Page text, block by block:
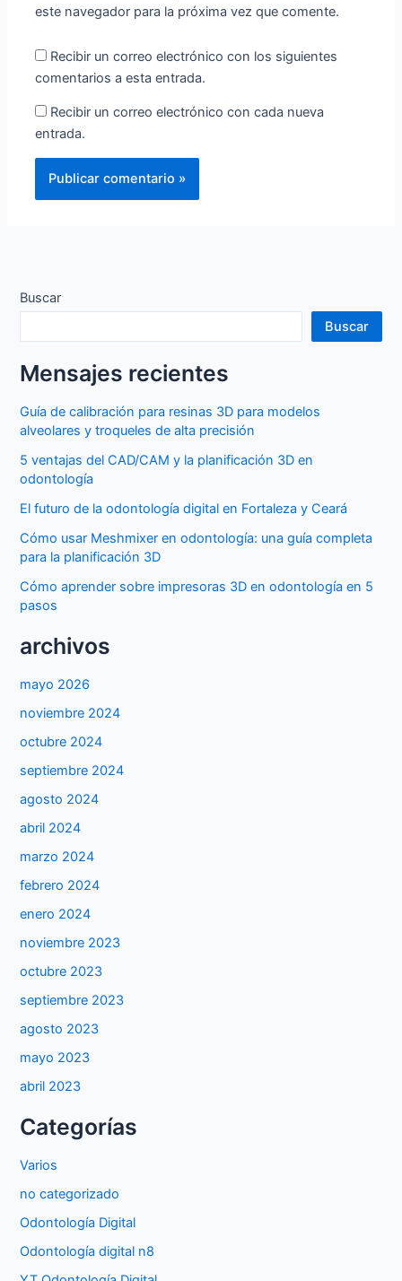
este navegador para la próxima vez que comente.
Recibir un correo electrónico con los siguientes
comentarios a esta entrada.
Recibir un correo electrónico con cada nueva
entrada.
Buscar
Buscar
Mensajes recientes
Guía de calibración para resinas 3D para modelos
alveolares y troqueles de alta precisión
5 ventajas del CAD/CAM y la planificación 3D en
odontología
El futuro de la odontología digital en Fortaleza y Ceará
Cómo usar Meshmixer en odontología: una guía completa
para la planificación 3D
Cómo aprender sobre impresoras 3D en odontología en 5
pasos
archivos
mayo 2026
noviembre 2024
octubre 2024
septiembre 2024
agosto 2024
abril 2024
marzo 2024
febrero 2024
enero 2024
noviembre 2023
octubre 2023
septiembre 2023
agosto 2023
mayo 2023
abril 2023
Categorías
Varios
no categorizado
Odontología Digital
Odontología digital n8